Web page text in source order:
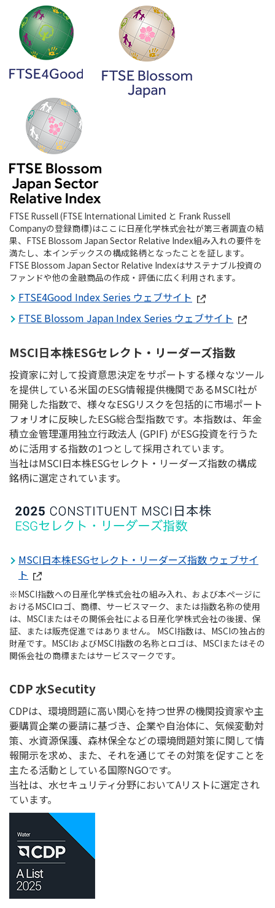
FTSE Russell (FTSE International Limited と Frank Russell
Companyの登録商標)はここに日産化学株式会社が第三者調査の結
果、FTSE Blossom Japan Sector Relative Index組み入れの要件を
満たし、本インデックスの構成銘柄となったことを証します。
FTSE Blossom Japan Sector Relative Indexはサステナブル投資の
ファンドや他の金融商品の作成・評価に広く利用されます。
FTSE4Good Index Series ウェブサイト
FTSE Blossom Japan Index Series ウェブサイト
MSCI日本株ESGセレクト・リーダーズ指数
投資家に対して投資意思決定をサポートする様々なツール
を提供している米国のESG情報提供機関であるMSCI社が
開発した指数で、様々なESGリスクを包括的に市場ポート
フォリオに反映したESG総合型指数です。本指数は、年金
積立金管理運用独立行政法人 (GPIF) がESG投資を行うた
めに活用する指数の1つとして採用されています。
当社はMSCI日本株ESGセレクト・リーダーズ指数の構成
銘柄に選定されています。
MSCI日本株ESGセレクト・リーダーズ指数 ウェブサイ
ト
※MSCI指数への日産化学株式会社の組み入れ、および本ページに
おけるMSCIロゴ、商標、サービスマーク、または指数名称の使用
は、MSCIまたはその関係会社による日産化学株式会社の後援、保
証、または販売促進ではありません。 MSCI指数は、MSCIの独占的
財産です。MSCIおよびMSCI指数の名称とロゴは、MSCIまたはその
関係会社の商標またはサービスマークです。
CDP 水Secutity
CDPは、環境問題に高い関心を持つ世界の機関投資家や主
要購買企業の要請に基づき、企業や自治体に、気候変動対
策、水資源保護、森林保全などの環境問題対策に関して情
報開示を求め、また、それを通じてその対策を促すことを
主たる活動としている国際NGOです。
当社は、水セキュリティ分野においてAリストに選定され
ています。